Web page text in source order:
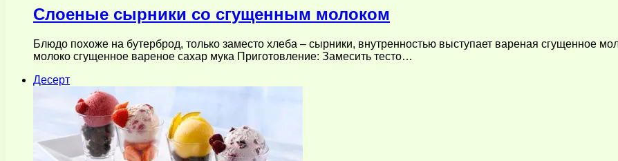
Слоеные сырники со сгущенным молоком
Блюдо похоже на бутерброд, только заместо хлеба – сырники, внутренностью выступает вареная сгущенное
молоко сгущенное вареное сахар мука Приготовление: Замесить тесто…
Десерт